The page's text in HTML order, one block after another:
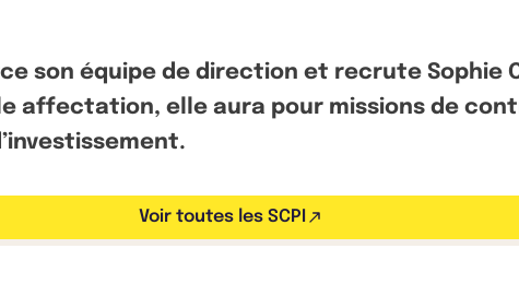
son équipe de direction et recrute Sophie
affectation, elle aura pour missions de
Voir toutes les SCPI